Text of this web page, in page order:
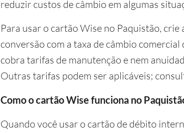
reduzir custos de câmbio em algumas
Para usar o cartão Wise no Paquistão, crie
conversão com a taxa de câmbio
cobra tarifas de manutenção e nem
Outras tarifas podem ser aplicáveis;
Como o cartão Wise funciona no
Quando você usar o cartão de débito